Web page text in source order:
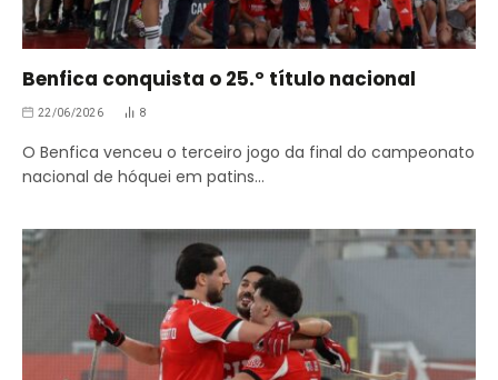
Benfica conquista o 25.º título nacional
22/06/2026 8
O Benfica venceu o terceiro jogo da final do campeonato
nacional de hóquei em patins…